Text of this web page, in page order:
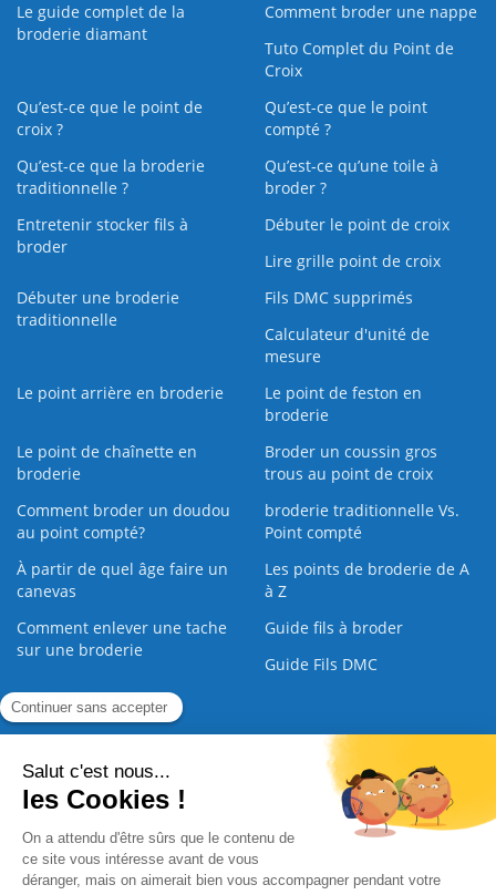
Le guide complet de la
broderie diamant
Comment broder une nappe
Tuto Complet du Point de
Croix
Qu’est-ce que le point de
croix ?
Qu’est-ce que le point
compté ?
Qu’est-ce que la broderie
traditionnelle ?
Qu’est‑ce qu’une toile à
broder ?
Entretenir stocker fils à
broder
Débuter le point de croix
Lire grille point de croix
Débuter une broderie
traditionnelle
Fils DMC supprimés
Calculateur d'unité de
mesure
Le point arrière en broderie
Le point de feston en
broderie
Le point de chaînette en
broderie
Broder un coussin gros
trous au point de croix
Comment broder un doudou
au point compté?
broderie traditionnelle Vs.
Point compté
À partir de quel âge faire un
canevas
Les points de broderie de A
à Z
Comment enlever une tache
sur une broderie
Guide fils à broder
Guide Fils DMC
Guide de la Broderie
Nous contacter |
Paiement sécurisé